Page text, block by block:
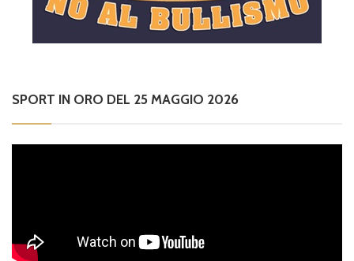
SPORT IN ORO DEL 25 MAGGIO 2026